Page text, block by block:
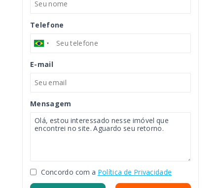
Telefone
E-mail
Mensagem
Concordo com a Política de Privacidade